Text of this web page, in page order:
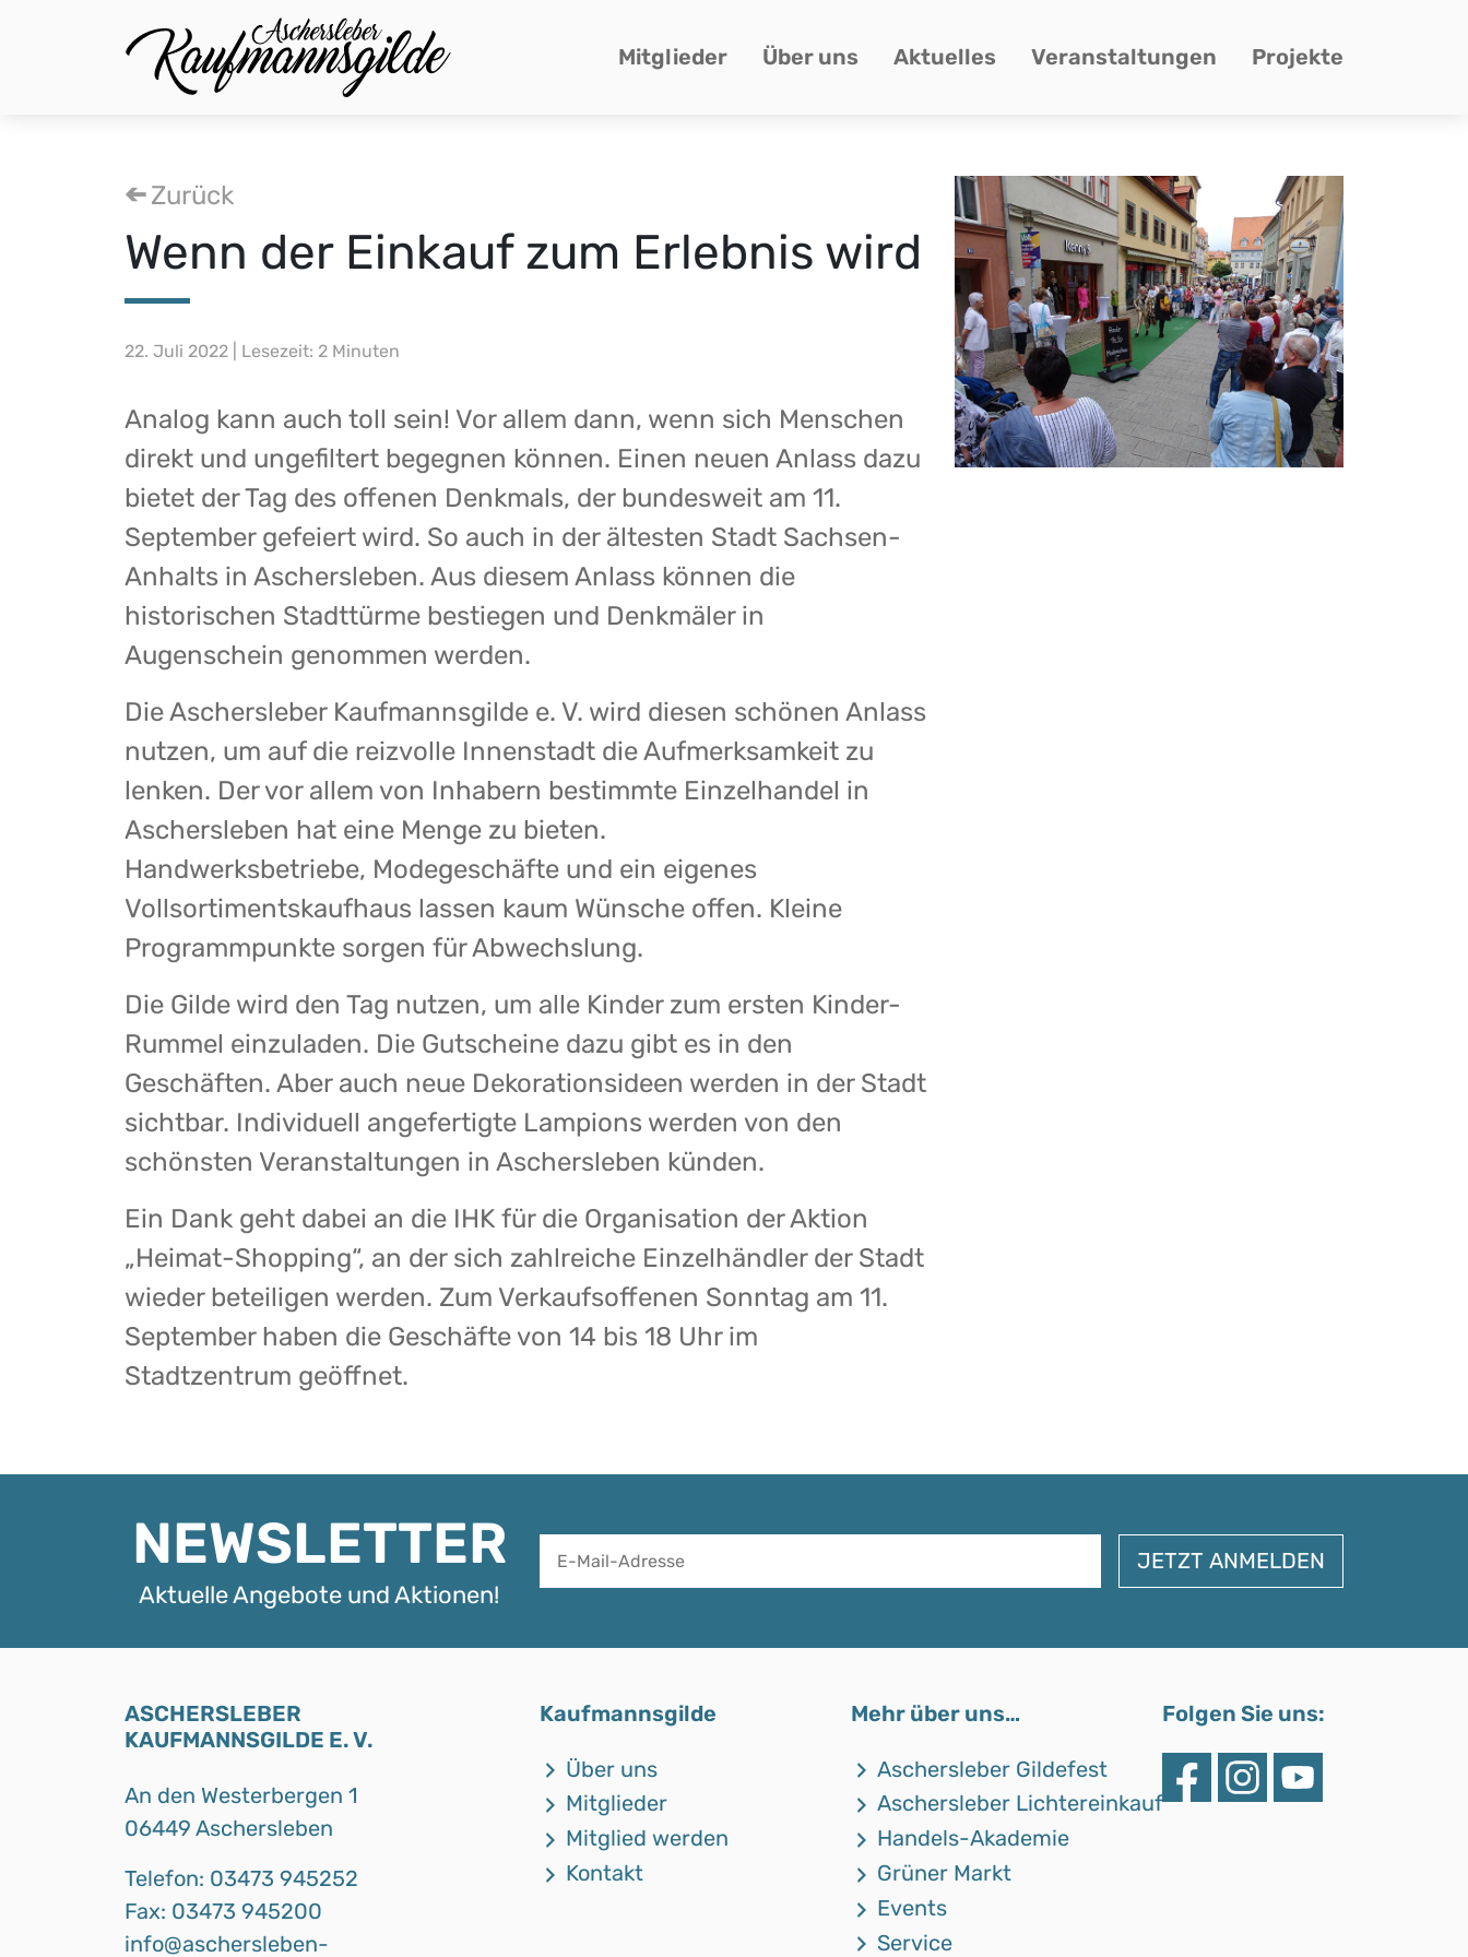
Mitglieder Über uns Aktuelles Veranstaltungen Projekte
Zurück
Wenn der Einkauf zum Erlebnis wird
22. Juli 2022 | Lesezeit: 2 Minuten
Analog kann auch toll sein! Vor allem dann, wenn sich Menschen
direkt und ungefiltert begegnen können. Einen neuen Anlass dazu
bietet der Tag des offenen Denkmals, der bundesweit am 11.
September gefeiert wird. So auch in der ältesten Stadt Sachsen-
Anhalts in Aschersleben. Aus diesem Anlass können die
historischen Stadttürme bestiegen und Denkmäler in
Augenschein genommen werden.
Die Aschersleber Kaufmannsgilde e. V. wird diesen schönen Anlass
nutzen, um auf die reizvolle Innenstadt die Aufmerksamkeit zu
lenken. Der vor allem von Inhabern bestimmte Einzelhandel in
Aschersleben hat eine Menge zu bieten.
Handwerksbetriebe, Modegeschäfte und ein eigenes
Vollsortimentskaufhaus lassen kaum Wünsche offen. Kleine
Programmpunkte sorgen für Abwechslung.
Die Gilde wird den Tag nutzen, um alle Kinder zum ersten Kinder-
Rummel einzuladen. Die Gutscheine dazu gibt es in den
Geschäften. Aber auch neue Dekorationsideen werden in der Stadt
sichtbar. Individuell angefertigte Lampions werden von den
schönsten Veranstaltungen in Aschersleben künden.
Ein Dank geht dabei an die IHK für die Organisation der Aktion
„Heimat-Shopping“, an der sich zahlreiche Einzelhändler der Stadt
wieder beteiligen werden. Zum Verkaufsoffenen Sonntag am 11.
September haben die Geschäfte von 14 bis 18 Uhr im
Stadtzentrum geöffnet.
NEWSLETTER
Aktuelle Angebote und Aktionen!
ASCHERSLEBER
KAUFMANNSGILDE E. V.
An den Westerbergen 1
06449 Aschersleben
Telefon: 03473 945252
Fax: 03473 945200
info@aschersleben-
Kaufmannsgilde
Über uns
Mitglieder
Mitglied werden
Kontakt
Mehr über uns…
Aschersleber Gildefest
Aschersleber Lichtereinkauf
Handels-Akademie
Grüner Markt
Events
Service
Folgen Sie uns: